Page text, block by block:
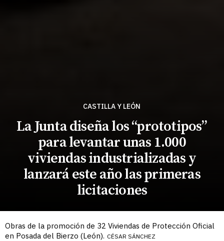
CASTILLA Y LEÓN
La Junta diseña los “prototipos”
para levantar unas 1.000
viviendas industrializadas y
lanzará este año las primeras
licitaciones
Obras de la promoción de 32 Viviendas de Protección Oficial
en Posada del Bierzo (León). CÉSAR SÁNCHEZ